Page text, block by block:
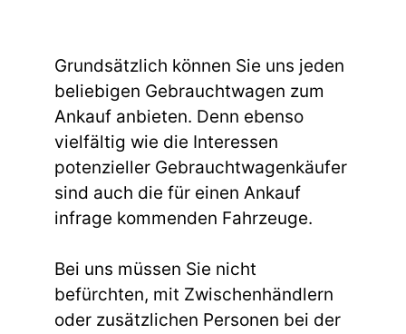
Grundsätzlich können Sie uns jeden
beliebigen Gebrauchtwagen zum
Ankauf anbieten. Denn ebenso
vielfältig wie die Interessen
potenzieller Gebrauchtwagenkäufer
sind auch die für einen Ankauf
infrage kommenden Fahrzeuge.
Bei uns müssen Sie nicht
befürchten, mit Zwischenhändlern
oder zusätzlichen Personen bei der